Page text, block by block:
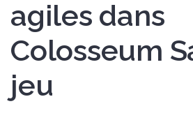
agiles dans
Colosseum
jeu